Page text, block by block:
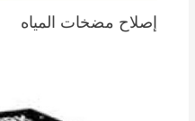
إصلاح مضخات المياه